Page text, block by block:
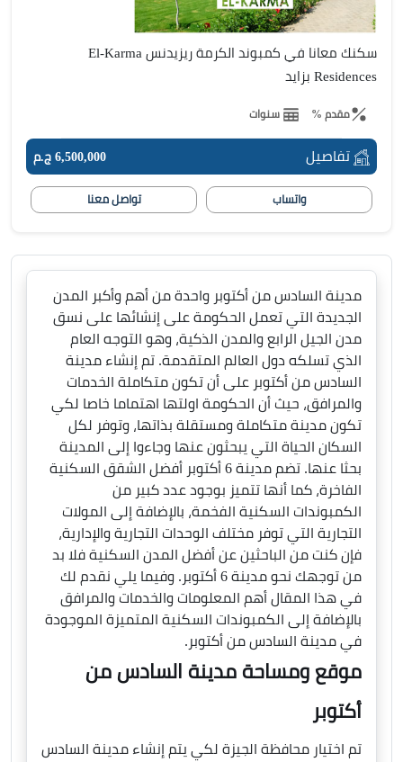
سكنك معانا في كمبوند الكرمة ريزيدنس El-Karma
Residences بزايد
مقدم % سنوات
تفاصيل 6,500,000 ج.م
واتساب تواصل معنا
مدينة السادس من أكتوبر واحدة من أهم وأكبر المدن
الجديدة التي تعمل الحكومة على إنشائها على نسق
مدن الجيل الرابع والمدن الذكية، وهو التوجه العام
الذي تسلكه دول العالم المتقدمة. تم إنشاء مدينة
السادس من أكتوبر على أن تكون متكاملة الخدمات
والمرافق، حيث أن الحكومة اولتها اهتماما خاصا لكي
تكون مدينة متكاملة ومستقلة بذاتها، وتوفر لكل
السكان الحياة التي يبحثون عنها وجاءوا إلى المدينة
بحثا عنها. تضم مدينة 6 أكتوبر أفضل الشقق السكنية
الفاخرة، كما أنها تتميز بوجود عدد كبير من
الكمبوندات السكنية الفخمة، بالإضافة إلى المولات
التجارية التي توفر مختلف الوحدات التجارية والإدارية،
فإن كنت من الباحثين عن أفضل المدن السكنية فلا بد
من توجهك نحو مدينة 6 أكتوبر. وفيما يلي نقدم لك
في هذا المقال أهم المعلومات والخدمات والمرافق
بالإضافة إلى الكمبوندات السكنية المتميزة الموجودة
في مدينة السادس من أكتوبر.
موقع ومساحة مدينة السادس من
أكتوبر
تم اختيار محافظة الجيزة لكي يتم إنشاء مدينة السادس